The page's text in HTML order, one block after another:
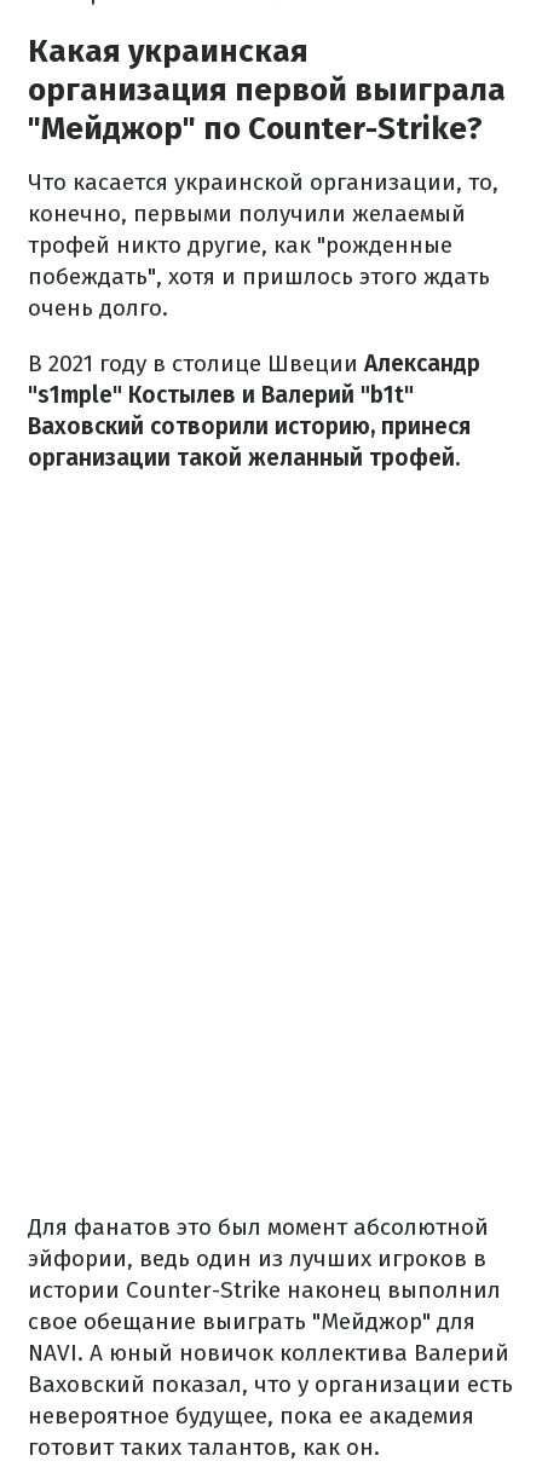
Какая украинская
организация первой выиграла
"Мейджор" по Counter-Strike?
Что касается украинской организации, то,
конечно, первыми получили желаемый
трофей никто другие, как "рожденные
побеждать", хотя и пришлось этого ждать
очень долго.
В 2021 году в столице Швеции Александр
"s1mple" Костылев и Валерий "b1t"
Ваховский сотворили историю, принеся
организации такой желанный трофей.
Для фанатов это был момент абсолютной
эйфории, ведь один из лучших игроков в
истории Counter-Strike наконец выполнил
свое обещание выиграть "Мейджор" для
NAVI. А юный новичок коллектива Валерий
Ваховский показал, что у организации есть
невероятное будущее, пока ее академия
готовит таких талантов, как он.